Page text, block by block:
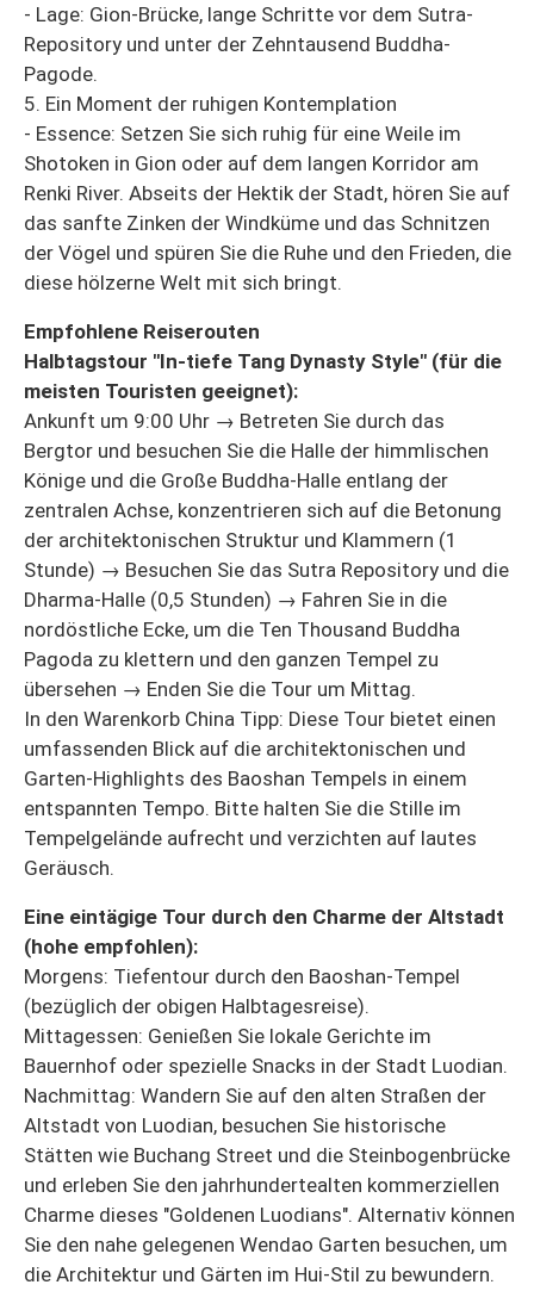
- Lage: Gion-Brücke, lange Schritte vor dem Sutra-
Repository und unter der Zehntausend Buddha-
Pagode.
5. Ein Moment der ruhigen Kontemplation
- Essence: Setzen Sie sich ruhig für eine Weile im
Shotoken in Gion oder auf dem langen Korridor am
Renki River. Abseits der Hektik der Stadt, hören Sie auf
das sanfte Zinken der Windküme und das Schnitzen
der Vögel und spüren Sie die Ruhe und den Frieden, die
diese hölzerne Welt mit sich bringt.
Empfohlene Reiserouten
Halbtagstour "In-tiefe Tang Dynasty Style" (für die
meisten Touristen geeignet):
Ankunft um 9:00 Uhr → Betreten Sie durch das
Bergtor und besuchen Sie die Halle der himmlischen
Könige und die Große Buddha-Halle entlang der
zentralen Achse, konzentrieren sich auf die Betonung
der architektonischen Struktur und Klammern (1
Stunde) → Besuchen Sie das Sutra Repository und die
Dharma-Halle (0,5 Stunden) → Fahren Sie in die
nordöstliche Ecke, um die Ten Thousand Buddha
Pagoda zu klettern und den ganzen Tempel zu
übersehen → Enden Sie die Tour um Mittag.
In den Warenkorb China Tipp: Diese Tour bietet einen
umfassenden Blick auf die architektonischen und
Garten-Highlights des Baoshan Tempels in einem
entspannten Tempo. Bitte halten Sie die Stille im
Tempelgelände aufrecht und verzichten auf lautes
Geräusch.
Eine eintägige Tour durch den Charme der Altstadt
(hohe empfohlen):
Morgens: Tiefentour durch den Baoshan-Tempel
(bezüglich der obigen Halbtagesreise).
Mittagessen: Genießen Sie lokale Gerichte im
Bauernhof oder spezielle Snacks in der Stadt Luodian.
Nachmittag: Wandern Sie auf den alten Straßen der
Altstadt von Luodian, besuchen Sie historische
Stätten wie Buchang Street und die Steinbogenbrücke
und erleben Sie den jahrhundertealten kommerziellen
Charme dieses "Goldenen Luodians". Alternativ können
Sie den nahe gelegenen Wendao Garten besuchen, um
die Architektur und Gärten im Hui-Stil zu bewundern.